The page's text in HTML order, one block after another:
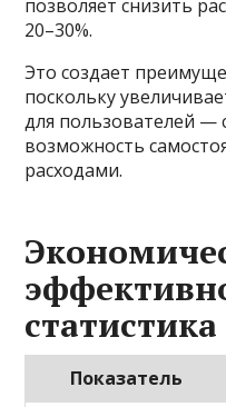
позволяет снизить
20–30%.
Это создает
поскольку
для пользователей —
возможность
расходами.
статистика
Показатель